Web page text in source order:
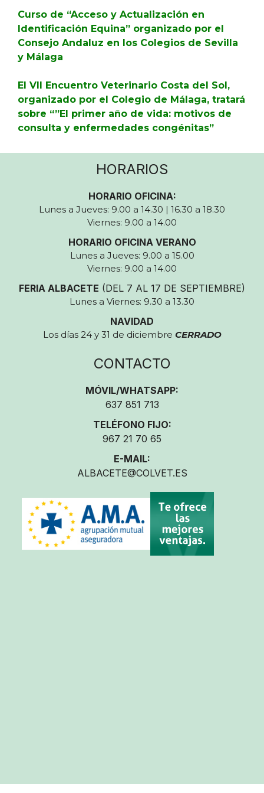
Curso de “Acceso y Actualización en
Identificación Equina” organizado por el
Consejo Andaluz en los Colegios de Sevilla
y Málaga
El VII Encuentro Veterinario Costa del Sol,
organizado por el Colegio de Málaga, tratará
sobre “”El primer año de vida: motivos de
consulta y enfermedades congénitas”
HORARIOS
HORARIO OFICINA:
Lunes a Jueves: 9.00 a 14.30 | 16.30 a 18.30
Viernes: 9.00 a 14.00
HORARIO OFICINA VERANO
Lunes a Jueves: 9.00 a 15.00
Viernes: 9.00 a 14.00
FERIA ALBACETE (DEL 7 AL 17 DE SEPTIEMBRE)
Lunes a Viernes: 9.30 a 13.30
NAVIDAD
Los días 24 y 31 de diciembre CERRADO
CONTACTO
MÓVIL/WHATSAPP:
637 851 713
TELÉFONO FIJO:
967 21 70 65
E-MAIL:
ALBACETE@COLVET.ES